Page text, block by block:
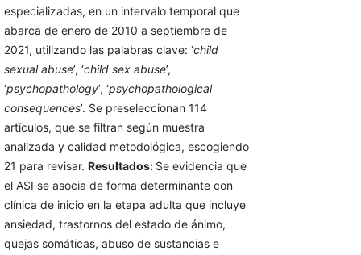
especializadas, en un intervalo temporal que
abarca de enero de 2010 a septiembre de
2021, utilizando las palabras clave: ‘child
sexual abuse’, ‘child sex abuse’,
‘psychopathology’, ‘psychopathological
consequences’. Se preseleccionan 114
artículos, que se filtran según muestra
analizada y calidad metodológica, escogiendo
21 para revisar. Resultados: Se evidencia que
el ASI se asocia de forma determinante con
clínica de inicio en la etapa adulta que incluye
ansiedad, trastornos del estado de ánimo,
quejas somáticas, abuso de sustancias e